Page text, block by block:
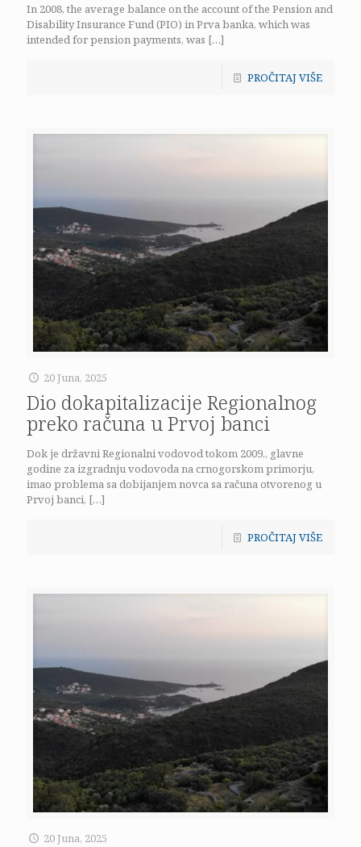
In 2008, the average balance on the account of the Pension and
Disability Insurance Fund (PIO) in Prva banka, which was
intended for pension payments, was […]
PROČITAJ VIŠE
20 Juna, 2025
Dio dokapitalizacije Regionalnog
preko računa u Prvoj banci
Dok je državni Regionalni vodovod tokom 2009., glavne
godine za izgradnju vodovoda na crnogorskom primorju,
imao problema sa dobijanjem novca sa računa otvorenog u
Prvoj banci, […]
PROČITAJ VIŠE
20 Juna, 2025